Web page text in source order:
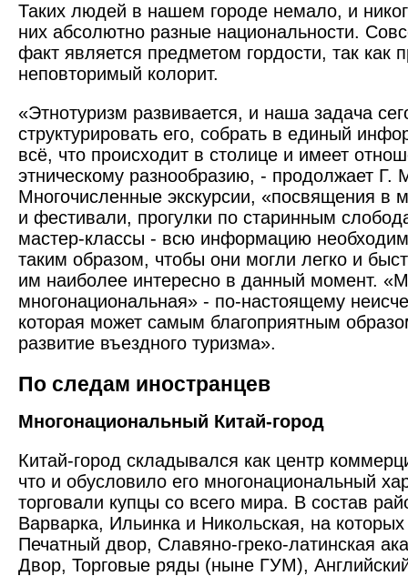
Таких людей в нашем городе немало, и
них абсолютно разные национальности.
факт является предметом гордости, так как
неповторимый колорит.
«Этнотуризм развивается, и наша задача
структурировать его, собрать в единый
всё, что происходит в столице и имеет
этническому разнообразию, - продолжает Г.
Многочисленные экскурсии, «посвящения в
и фестивали, прогулки по старинным
мастер-классы - всю информацию
таким образом, чтобы они могли легко и
им наиболее интересно в данный момент.
многонациональная» - по-настоящему
которая может самым благоприятным
развитие въездного туризма».
По следам иностранцев
Многонациональный Китай-город
Китай-город складывался как центр
что и обусловило его многонациональный
торговали купцы со всего мира. В состав
Варварка, Ильинка и Никольская, на которых
Печатный двор, Славяно-греко-латинская
Двор, Торговые ряды (ныне ГУМ),